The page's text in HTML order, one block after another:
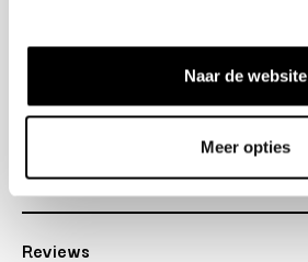
Naar de website
Meer opties
Over ons
Reviews